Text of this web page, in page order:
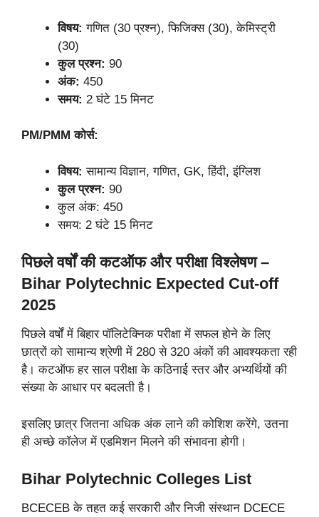
विषय: गणित (30 प्रश्न), फिजिक्स (30), केमिस्ट्री
(30)
कुल प्रश्न: 90
अंक: 450
समय: 2 घंटे 15 मिनट
PM/PMM कोर्स:
विषय: सामान्य विज्ञान, गणित, GK, हिंदी, इंग्लिश
कुल प्रश्न: 90
कुल अंक: 450
समय: 2 घंटे 15 मिनट
पिछले वर्षों की कटऑफ और परीक्षा विश्लेषण –
Bihar Polytechnic Expected Cut-off
2025
पिछले वर्षों में बिहार पॉलिटेक्निक परीक्षा में सफल होने के लिए
छात्रों को सामान्य श्रेणी में 280 से 320 अंकों की आवश्यकता रही
है। कटऑफ हर साल परीक्षा के कठिनाई स्तर और अभ्यर्थियों की
संख्या के आधार पर बदलती है।
इसलिए छात्र जितना अधिक अंक लाने की कोशिश करेंगे, उतना
ही अच्छे कॉलेज में एडमिशन मिलने की संभावना होगी।
Bihar Polytechnic Colleges List
BCECEB के तहत कई सरकारी और निजी संस्थान DCECE